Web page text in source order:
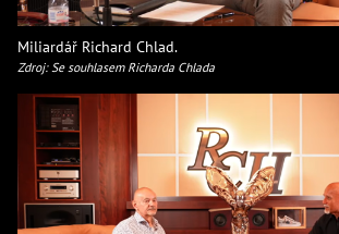
Miliardář Richard Chlad.
Zdroj: Se souhlasem Richarda Chlada